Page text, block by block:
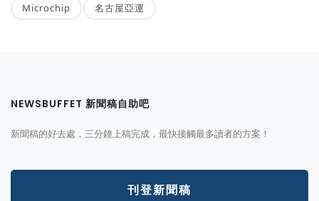
Microchip 名古屋亞運
NEWSBUFFET 新聞稿自助吧
新聞稿的好去處，三分鐘上稿完成，最快接觸最多讀者的方案！
刊登新聞稿